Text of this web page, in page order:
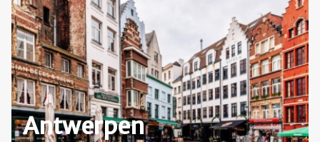
Antwerpen